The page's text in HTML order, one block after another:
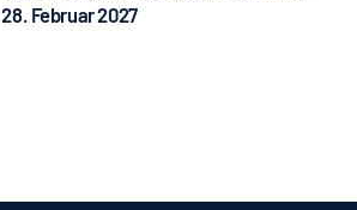
28. Februar 2027